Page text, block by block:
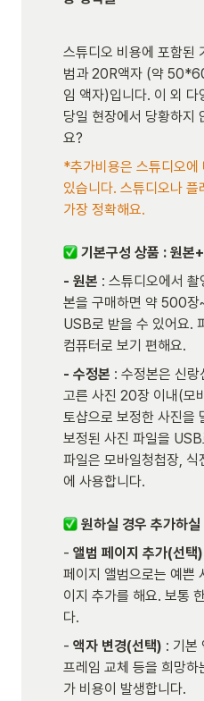
스튜디오 비용에 포함된
범과 20R액자 (약
임 액자)입니다. 이 외 다
당일 현장에서 당황하지
요?
*추가비용은 스튜디오에
있습니다. 스튜디오나 플
가장 정확해요.
기본구성 상품 : 원본
- 원본 : 스튜디오에서
본을 구매하면 약 500
USB로 받을 수 있어요.
- 수정본 : 수정본은 신
고른 사진 20장 이내(모
토샵으로 보정한 사진을
보정된 사진 파일을
파일은 모바일청첩장,
에 사용합니다.
원하실 경우 추가하실
- 앨범 페이지 추가(선택)
페이지 앨범으로는 예쁜
이지 추가를 해요. 보통
다.
- 액자 변경(선택) : 기본
프레임 교체 등을 희망
가 비용이 발생합니다.